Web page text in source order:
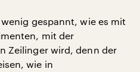
gespannt, wie es mit
mit der
Zeilinger wird, denn der
wie in